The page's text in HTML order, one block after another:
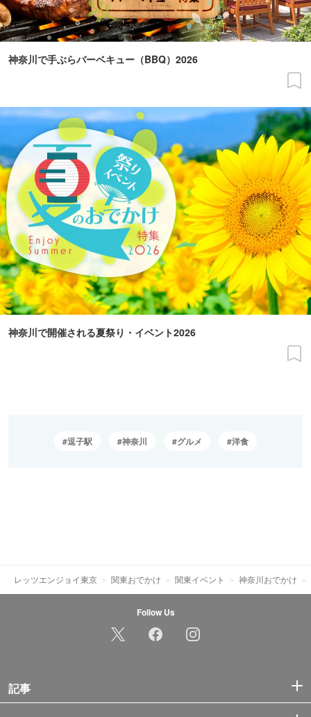
神奈川で手ぶらバーベキュー（BBQ）2026
神奈川で開催される夏祭り・イベント2026
逗子駅 神奈川 グルメ 洋食
レッツエンジョイ東京 関東おでかけ 関東イベント 神奈川おでかけ
Follow Us
記事